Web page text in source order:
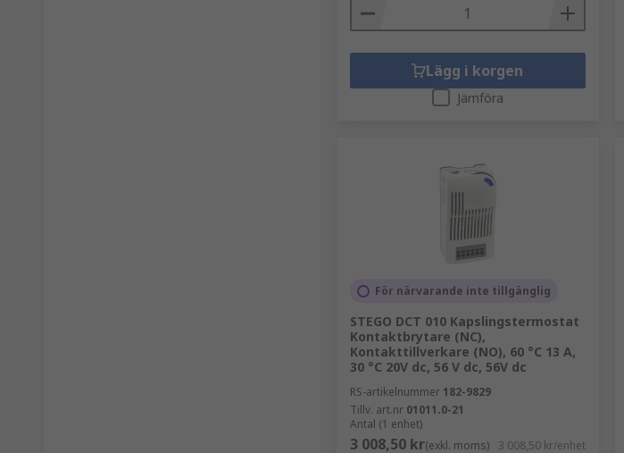
Lägg i korgen
Jämföra
För närvarande inte tillgänglig
STEGO DCT 010 Kapslingstermostat
Kontaktbrytare (NC),
Kontakttillverkare (NO), 60 °C 13 A,
30 °C 20V dc, 56 V dc, 56V dc
RS-artikelnummer 182-9829
Tillv. art.nr 01011.0-21
Antal (1 enhet)
3 008,50 kr(exkl. moms) 3 008,50 kr/enhet